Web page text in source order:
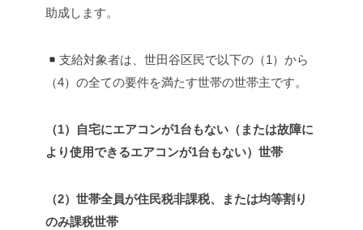
助成します。
支給対象者は、世田谷区民で以下の（1）から
（4）の全ての要件を満たす世帯の世帯主です。
（1） 自宅にエアコンが1台もない （または故障に
より使用できるエアコンが1台もない）世帯
（2）世帯全員が住民税非課税、または均等割り
のみ課税世帯